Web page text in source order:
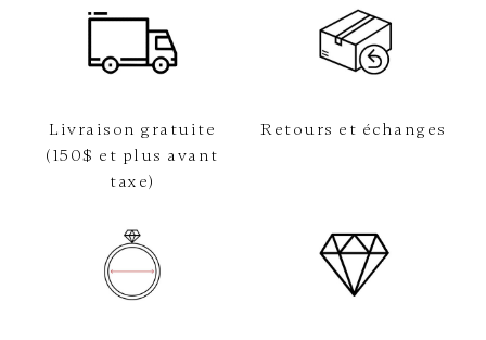
Livraison gratuite
(150$ et plus avant
taxe)
Retours et échanges